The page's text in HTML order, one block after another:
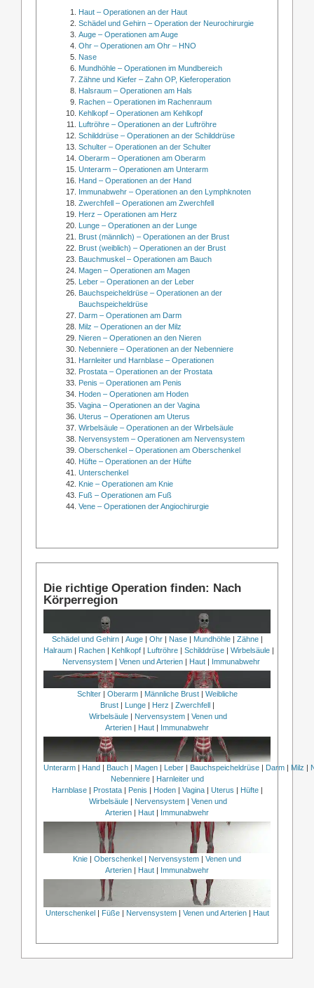
Haut – Operationen an der Haut
Schädel und Gehirn – Operation der Neurochirurgie
Auge – Operationen am Auge
Ohr – Operationen am Ohr – HNO
Nase
Mundhöhle – Operationen im Mundbereich
Zähne und Kiefer – Zahn OP, Kieferoperation
Halsraum – Operationen am Hals
Rachen – Operationen im Rachenraum
Kehlkopf – Operationen am Kehlkopf
Luftröhre – Operationen an der Luftröhre
Schilddrüse – Operationen an der Schilddrüse
Schulter – Operationen an der Schulter
Oberarm – Operationen am Oberarm
Unterarm – Operationen am Unterarm
Hand – Operationen an der Hand
Immunabwehr – Operationen an den Lymphknoten
Zwerchfell – Operationen am Zwerchfell
Herz – Operationen am Herz
Lunge – Operationen an der Lunge
Brust (männlich) – Operationen an der Brust
Brust (weiblich) – Operationen an der Brust
Bauchmuskel – Operationen am Bauch
Magen – Operationen am Magen
Leber – Operationen an der Leber
Bauchspeicheldrüse – Operationen an der
Bauchspeicheldrüse
Darm – Operationen am Darm
Milz – Operationen an der Milz
Nieren – Operationen an den Nieren
Nebenniere – Operationen an der Nebenniere
Harnleiter und Harnblase – Operationen
Prostata – Operationen an der Prostata
Penis – Operationen am Penis
Hoden – Operationen am Hoden
Vagina – Operationen an der Vagina
Uterus – Operationen am Uterus
Wirbelsäule – Operationen an der Wirbelsäule
Nervensystem – Operationen am Nervensystem
Oberschenkel – Operationen am Oberschenkel
Hüfte – Operationen an der Hüfte
Unterschenkel
Knie – Operationen am Knie
Fuß – Operationen am Fuß
Vene – Operationen der Angiochirurgie
Die richtige Operation finden: Nach
Körperregion
Schädel und Gehirn| Auge| Ohr| Nase| Mundhöhle| Zähne|
Halraum | Rachen | Kehlkopf | Luftröhre | Schilddrüse | Wirbelsäule |
Nervensystem | Venen und Arterien | Haut | Immunabwehr
Schlter| Oberarm| Männliche Brust| Weibliche
Brust| Lunge| Herz | Zwerchfell|
Wirbelsäule | Nervensystem | Venen und
Arterien | Haut | Immunabwehr
Unterarm | Hand | Bauch | Magen | Leber | Bauchspeicheldrüse | Darm | Milz |
Nebenniere| Harnleiter und
Harnblase| Prostata| Penis | Hoden| Vagina| Uterus | Hüfte|
Wirbelsäule | Nervensystem | Venen und
Arterien | Haut | Immunabwehr
Knie | Oberschenkel | Nervensystem | Venen und
Arterien | Haut | Immunabwehr
Unterschenkel| Füße| Nervensystem| Venen und Arterien| Haut